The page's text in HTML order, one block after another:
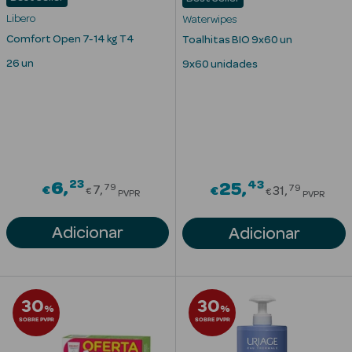
Acessórios
Hidratantes
Banho
Refirmantes
Libero
Comfort Open 7-14 kg T4
26 un
€6 23Price reduced from
€ 7 79
PVPR
Adicionar
Waterwipes
Toalhitas BIO 9x60 un
9x60 unidades
€25 43Price
€31 79
PVPR
Adicionar
30%
SOBRE PVPR
30%
SOBRE PVPR